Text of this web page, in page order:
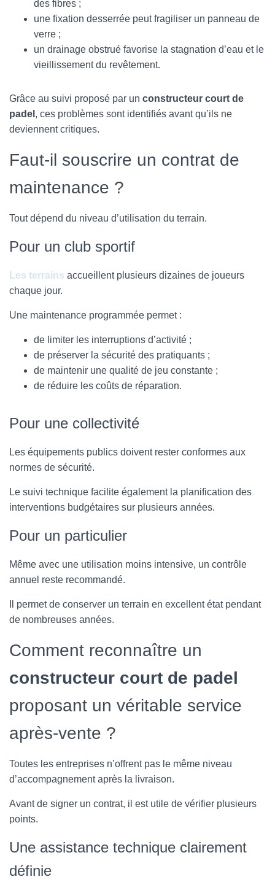
des fibres ;
une fixation desserrée peut fragiliser un panneau de
verre ;
un drainage obstrué favorise la stagnation d’eau et le
vieillissement du revêtement.
Grâce au suivi proposé par un constructeur court de
padel , ces problèmes sont identifiés avant qu’ils ne
deviennent critiques.
Faut-il souscrire un contrat de
maintenance ?
Tout dépend du niveau d’utilisation du terrain.
Pour un club sportif
Les terrains accueillent plusieurs dizaines de joueurs
chaque jour.
Une maintenance programmée permet :
de limiter les interruptions d’activité ;
de préserver la sécurité des pratiquants ;
de maintenir une qualité de jeu constante ;
de réduire les coûts de réparation.
Pour une collectivité
Les équipements publics doivent rester conformes aux
normes de sécurité.
Le suivi technique facilite également la planification des
interventions budgétaires sur plusieurs années.
Pour un particulier
Même avec une utilisation moins intensive, un contrôle
annuel reste recommandé.
Il permet de conserver un terrain en excellent état pendant
de nombreuses années.
Comment reconnaître un
constructeur court de padel
proposant un véritable service
après-vente ?
Toutes les entreprises n’offrent pas le même niveau
d’accompagnement après la livraison.
Avant de signer un contrat, il est utile de vérifier plusieurs
points.
Une assistance technique clairement
définie